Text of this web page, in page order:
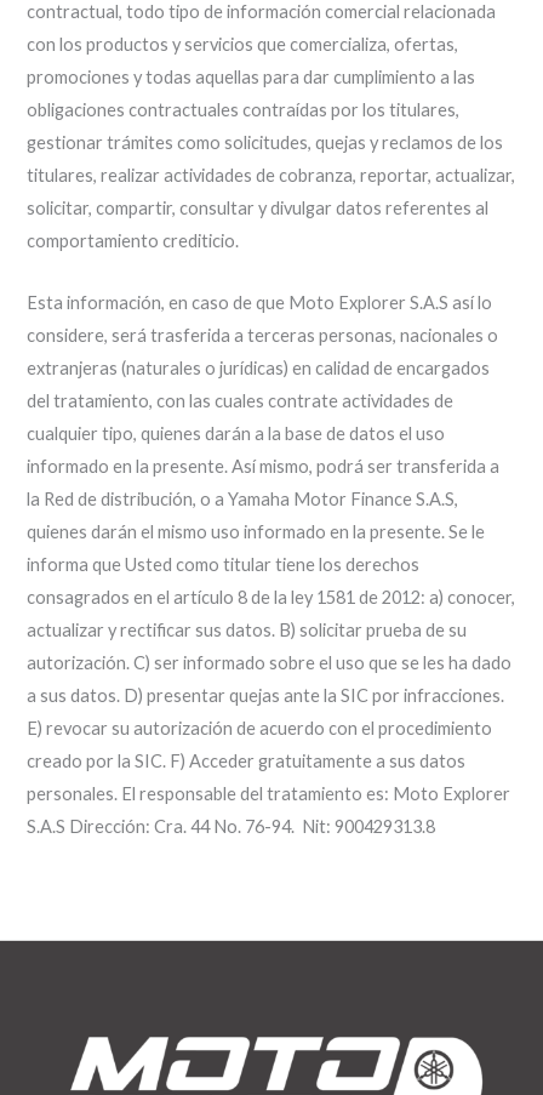
contractual, todo tipo de información comercial relacionada
con los productos y servicios que comercializa, ofertas,
promociones y todas aquellas para dar cumplimiento a las
obligaciones contractuales contraídas por los titulares,
gestionar trámites como solicitudes, quejas y reclamos de los
titulares, realizar actividades de cobranza, reportar, actualizar,
solicitar, compartir, consultar y divulgar datos referentes al
comportamiento crediticio.
Esta información, en caso de que Moto Explorer S.A.S así lo
considere, será trasferida a terceras personas, nacionales o
extranjeras (naturales o jurídicas) en calidad de encargados
del tratamiento, con las cuales contrate actividades de
cualquier tipo, quienes darán a la base de datos el uso
informado en la presente. Así mismo, podrá ser transferida a
la Red de distribución, o a Yamaha Motor Finance S.A.S,
quienes darán el mismo uso informado en la presente. Se le
informa que Usted como titular tiene los derechos
consagrados en el artículo 8 de la ley 1581 de 2012: a) conocer,
actualizar y rectificar sus datos. B) solicitar prueba de su
autorización. C) ser informado sobre el uso que se les ha dado
a sus datos. D) presentar quejas ante la SIC por infracciones.
E) revocar su autorización de acuerdo con el procedimiento
creado por la SIC. F) Acceder gratuitamente a sus datos
personales. El responsable del tratamiento es: Moto Explorer
S.A.S Dirección: Cra. 44 No. 76-94. Nit: 900429313.8